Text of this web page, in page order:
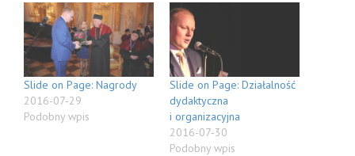
Slide on Page: Nagrody
2016-07-29
Podobny wpis
Slide on Page: Działalność
dydaktyczna
i organizacyjna
2016-07-30
Podobny wpis